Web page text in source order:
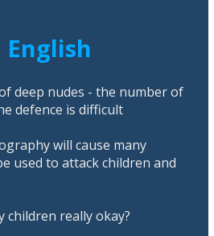
deep nudes - the number of
defence is difficult
will cause many
used to attack children and
children really okay?